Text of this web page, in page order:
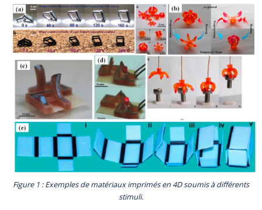
Figure 1 : Exemples de matériaux imprimés en 4D soumis à différents
stimuli.